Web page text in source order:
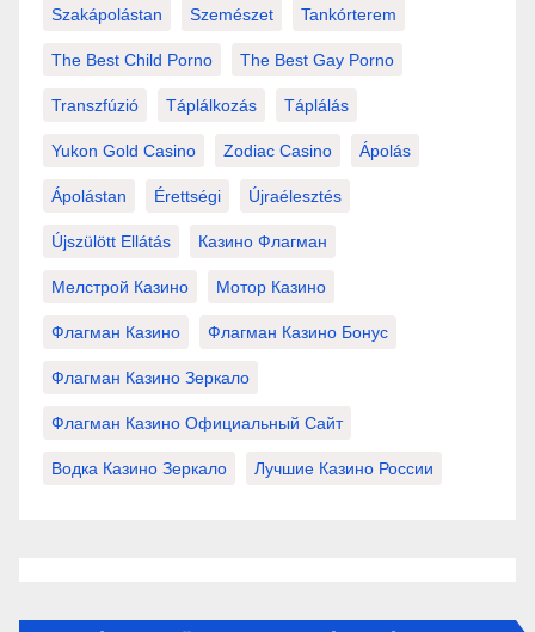
Szakápolástan Szemészet Tankórterem
The Best Child Porno The Best Gay Porno
Transzfúzió Táplálkozás Táplálás
Yukon Gold Casino Zodiac Casino Ápolás
Ápolástan Érettségi Újraélesztés
Újszülött Ellátás Казино Флагман
Мелстрой Казино Мотор Казино
Флагман Казино Флагман Казино Бонус
Флагман Казино Зеркало
Флагман Казино Официальный Сайт
Водка Казино Зеркало Лучшие Казино России